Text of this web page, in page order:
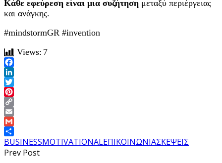
Κάθε εφεύρεση είναι μια συζήτηση μεταξύ περιέργειας
και ανάγκης.
#mindstormGR #invention
Views: 7
Facebook
LinkedIn
Twitter
Pinterest
Copy
Link
Email
Gmail
Share
BUSINESSMOTIVATIONALΕΠΙΚΟΙΝΩΝΙΑΣΚΕΨΕΙΣ
Prev Post